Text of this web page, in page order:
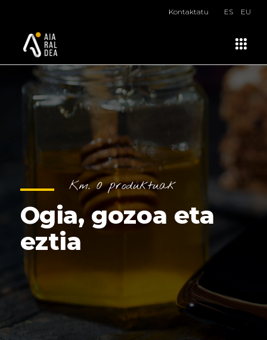
Kontaktatu ES EU
Km. 0 produktuak
Ogia, gozoa eta
eztia